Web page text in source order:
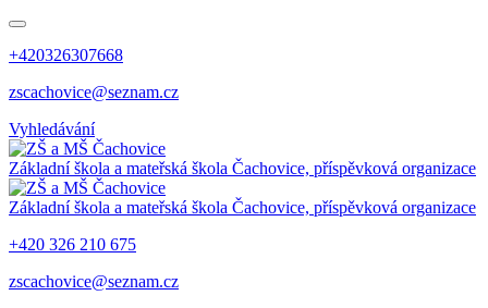
+420326307668
zscachovice@seznam.cz
Vyhledávání
Základní škola a mateřská škola Čachovice, příspěvková organizace
Základní škola a mateřská škola Čachovice, příspěvková organizace
+420 326 210 675
zscachovice@seznam.cz